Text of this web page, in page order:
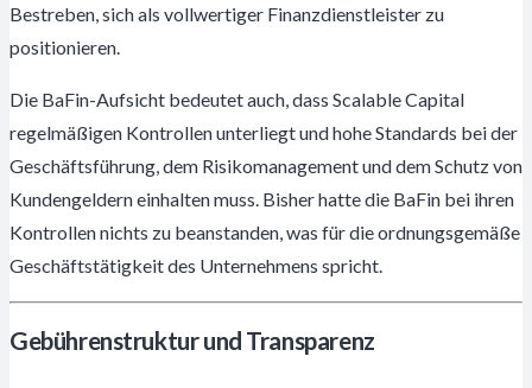
Bestreben, sich als vollwertiger Finanzdienstleister zu
positionieren.
Die BaFin-Aufsicht bedeutet auch, dass Scalable Capital
regelmäßigen Kontrollen unterliegt und hohe Standards bei der
Geschäftsführung, dem Risikomanagement und dem Schutz von
Kundengeldern einhalten muss. Bisher hatte die BaFin bei ihren
Kontrollen nichts zu beanstanden, was für die ordnungsgemäße
Geschäftstätigkeit des Unternehmens spricht.
Gebührenstruktur und Transparenz